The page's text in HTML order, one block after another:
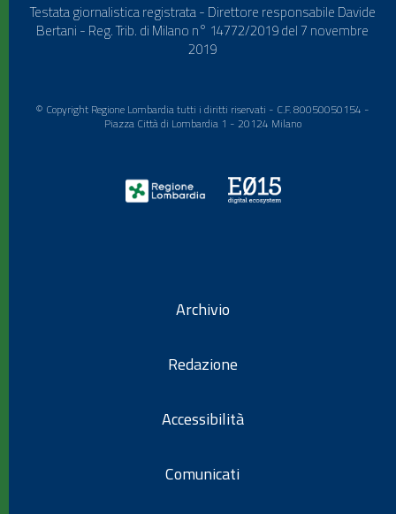
Testata giornalistica registrata - Direttore responsabile Davide
Bertani - Reg. Trib. di Milano n° 14772/2019 del 7 novembre
2019
© Copyright Regione Lombardia tutti i diritti riservati - C.F. 80050050154 -
Piazza Città di Lombardia 1 - 20124 Milano
Archivio
Redazione
Accessibilità
Comunicati